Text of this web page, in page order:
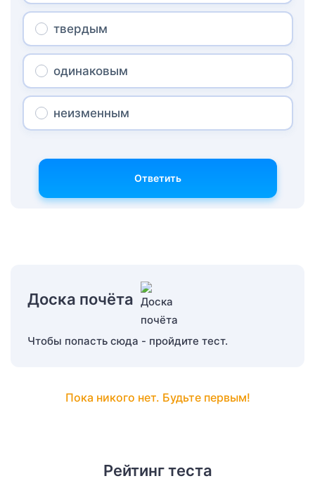
твердым
одинаковым
неизменным
Ответить
Доска почёта
Чтобы попасть сюда - пройдите тест.
Пока никого нет. Будьте первым!
Рейтинг теста